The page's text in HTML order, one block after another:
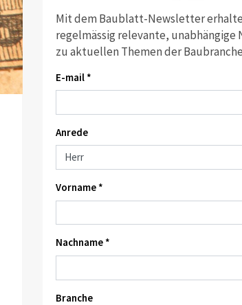
Mit dem Baublatt-Newsletter
regelmässig relevante, unabhängige
zu aktuellen Themen der
E-mail *
Anrede
Vorname *
Nachname *
Branche